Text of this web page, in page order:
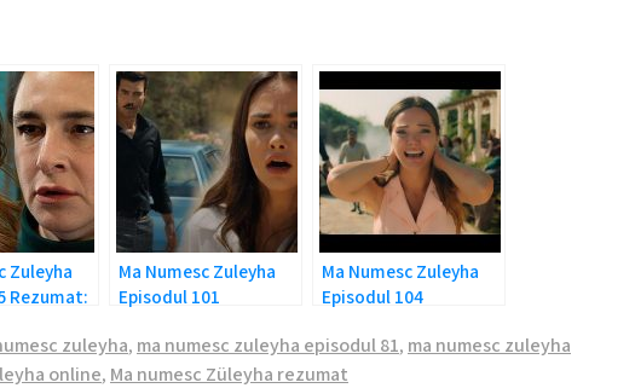
Zuleyha
Rezumat:
Ma Numesc Zuleyha
Episodul 101
Ma Numesc Zuleyha
Episodul 104
Demir!
zuleyha, ma numesc zuleyha episodul 81, ma numesc zuleyha
online, Ma numesc Züleyha rezumat